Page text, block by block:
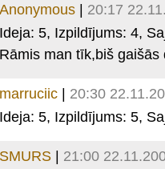
Anonymous | 20:17
Ideja: 5, Izpildījums: 4,
Rāmis man tīk,biš
marruciic | 20:30
Ideja: 5, Izpildījums: 5,
SMURS | 21:00